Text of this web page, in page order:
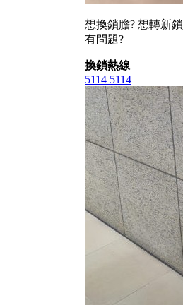
想換鎖膽? 想轉新
有問題?
換鎖熱線
5114 5114